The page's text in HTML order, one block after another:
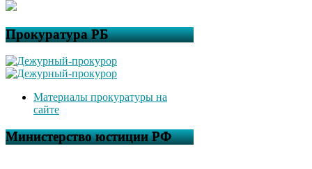
Прокуратура РБ
Материалы прокуратуры на
сайте
Министерство юстиции РФ